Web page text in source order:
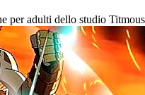
per adulti dello studio